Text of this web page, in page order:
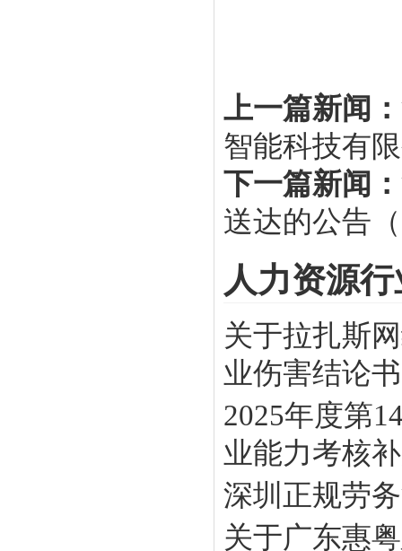
上一篇新闻：
智能科技有
下一篇新闻：
送达的公告
人力资源
关于拉扎斯
业伤害结论
2025年度第
业能力考核
深圳正规劳
关于广东惠